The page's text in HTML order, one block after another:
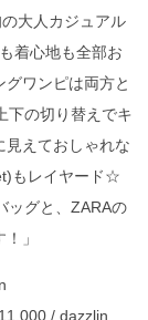
の大人カジュアル
着心地も全部お
ワンピは両方と
下の切り替えでキ
見えておしゃれな
もレイヤード☆
ッグと、ZARAの
」
/ dazzlin